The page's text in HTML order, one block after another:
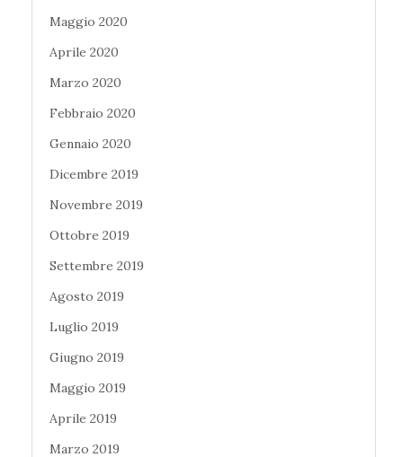
Maggio 2020
Aprile 2020
Marzo 2020
Febbraio 2020
Gennaio 2020
Dicembre 2019
Novembre 2019
Ottobre 2019
Settembre 2019
Agosto 2019
Luglio 2019
Giugno 2019
Maggio 2019
Aprile 2019
Marzo 2019